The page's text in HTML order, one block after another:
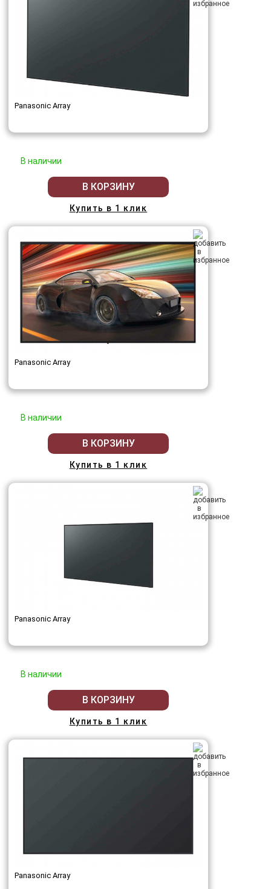
Panasonic Array
В наличии
В КОРЗИНУ
Купить в 1 клик
Panasonic Array
В наличии
В КОРЗИНУ
Купить в 1 клик
Panasonic Array
В наличии
В КОРЗИНУ
Купить в 1 клик
Panasonic Array